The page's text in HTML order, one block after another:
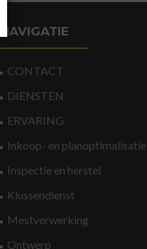
NAVIGATIE
CONTACT
DIENSTEN
ERVARING
Inkoop- en planoptimalisatie
Inspectie en herstel
Klussendienst
Mestverwerking
Ontwerp